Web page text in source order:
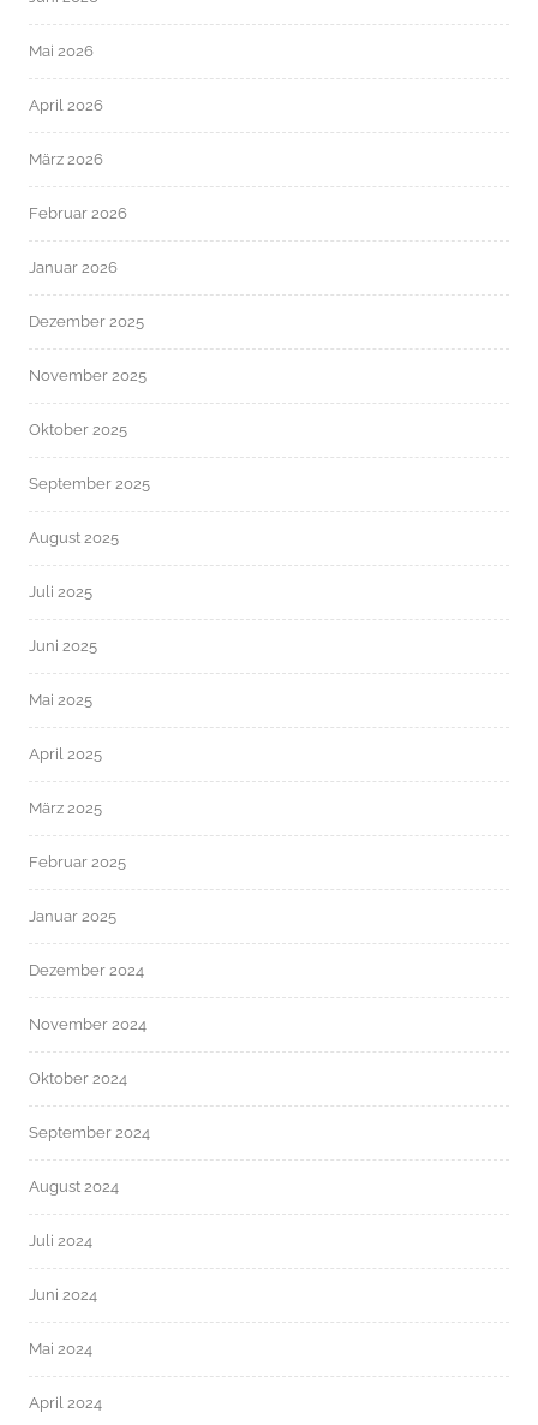
Mai 2026
April 2026
März 2026
Februar 2026
Januar 2026
Dezember 2025
November 2025
Oktober 2025
September 2025
August 2025
Juli 2025
Juni 2025
Mai 2025
April 2025
März 2025
Februar 2025
Januar 2025
Dezember 2024
November 2024
Oktober 2024
September 2024
August 2024
Juli 2024
Juni 2024
Mai 2024
April 2024